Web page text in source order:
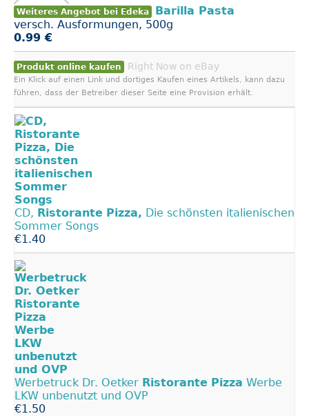
Weiteres Angebot bei Edeka
Barilla Pasta
versch. Ausformungen, 500g
0.99 €
Produkt online kaufen Right Now on eBay
Ein Klick auf einen Link und dortiges Kaufen eines Artikels, kann dazu
führen, dass der Betreiber dieser Seite eine Provision erhält.
CD, Ristorante Pizza, Die schönsten italienischen
Sommer Songs
€1.40
Werbetruck Dr. Oetker Ristorante Pizza Werbe
LKW unbenutzt und OVP
€1.50